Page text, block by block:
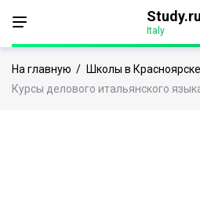
Study.ru
Italy
На главную / Школы в Красноярске
Курсы делового итальянского